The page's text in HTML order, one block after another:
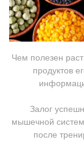
Чем полезен
продуктов
Залог
мышечной
после